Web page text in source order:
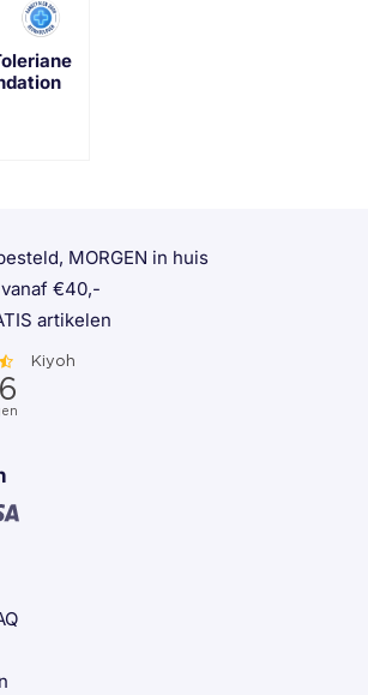
MORGEN in huis
€40,-
artikelen